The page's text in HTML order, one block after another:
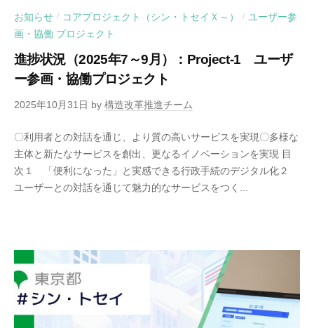
お知らせ / コアプロジェクト（シン・トセイＸ～） / ユーザー参
画・協働 プロジェクト
進捗状況（2025年7～9月）：Project-1 ユーザ
ー参画・協働プロジェクト
2025年10月31日 by 構造改革推進チーム
〇利用者との対話を通じ、より質の高いサービスを実現〇多様な
主体と新たなサービスを創出、更なるイノベーションを実現 目
次１ 「便利になった」と実感できる行政手続のデジタル化２
ユーザーとの対話を通じて魅力的なサービスをつく...